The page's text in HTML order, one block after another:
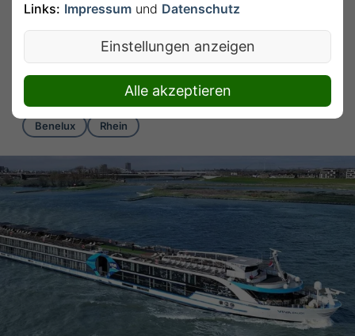
4 Nächte - Rheinromantik
& Grachtenzauber mit MS
VIVA ENJOY
4 Nächte von/bis Düsseldorf
Benelux Rhein
Links: Impressum und Datenschutz
Einstellungen anzeigen
Alle akzeptieren